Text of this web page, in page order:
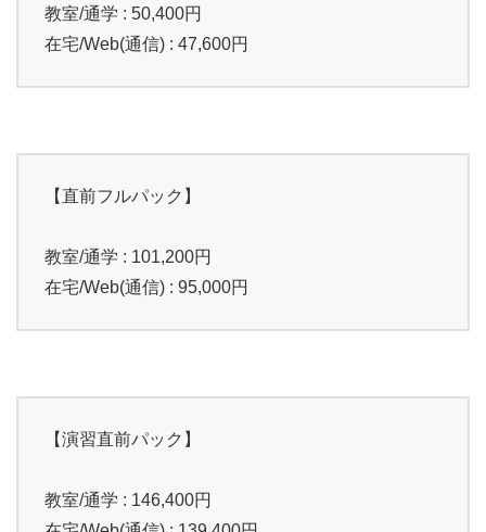
教室/通学 : 50,400円
在宅/Web(通信) : 47,600円
【直前フルパック】
教室/通学 : 101,200円
在宅/Web(通信) : 95,000円
【演習直前パック】
教室/通学 : 146,400円